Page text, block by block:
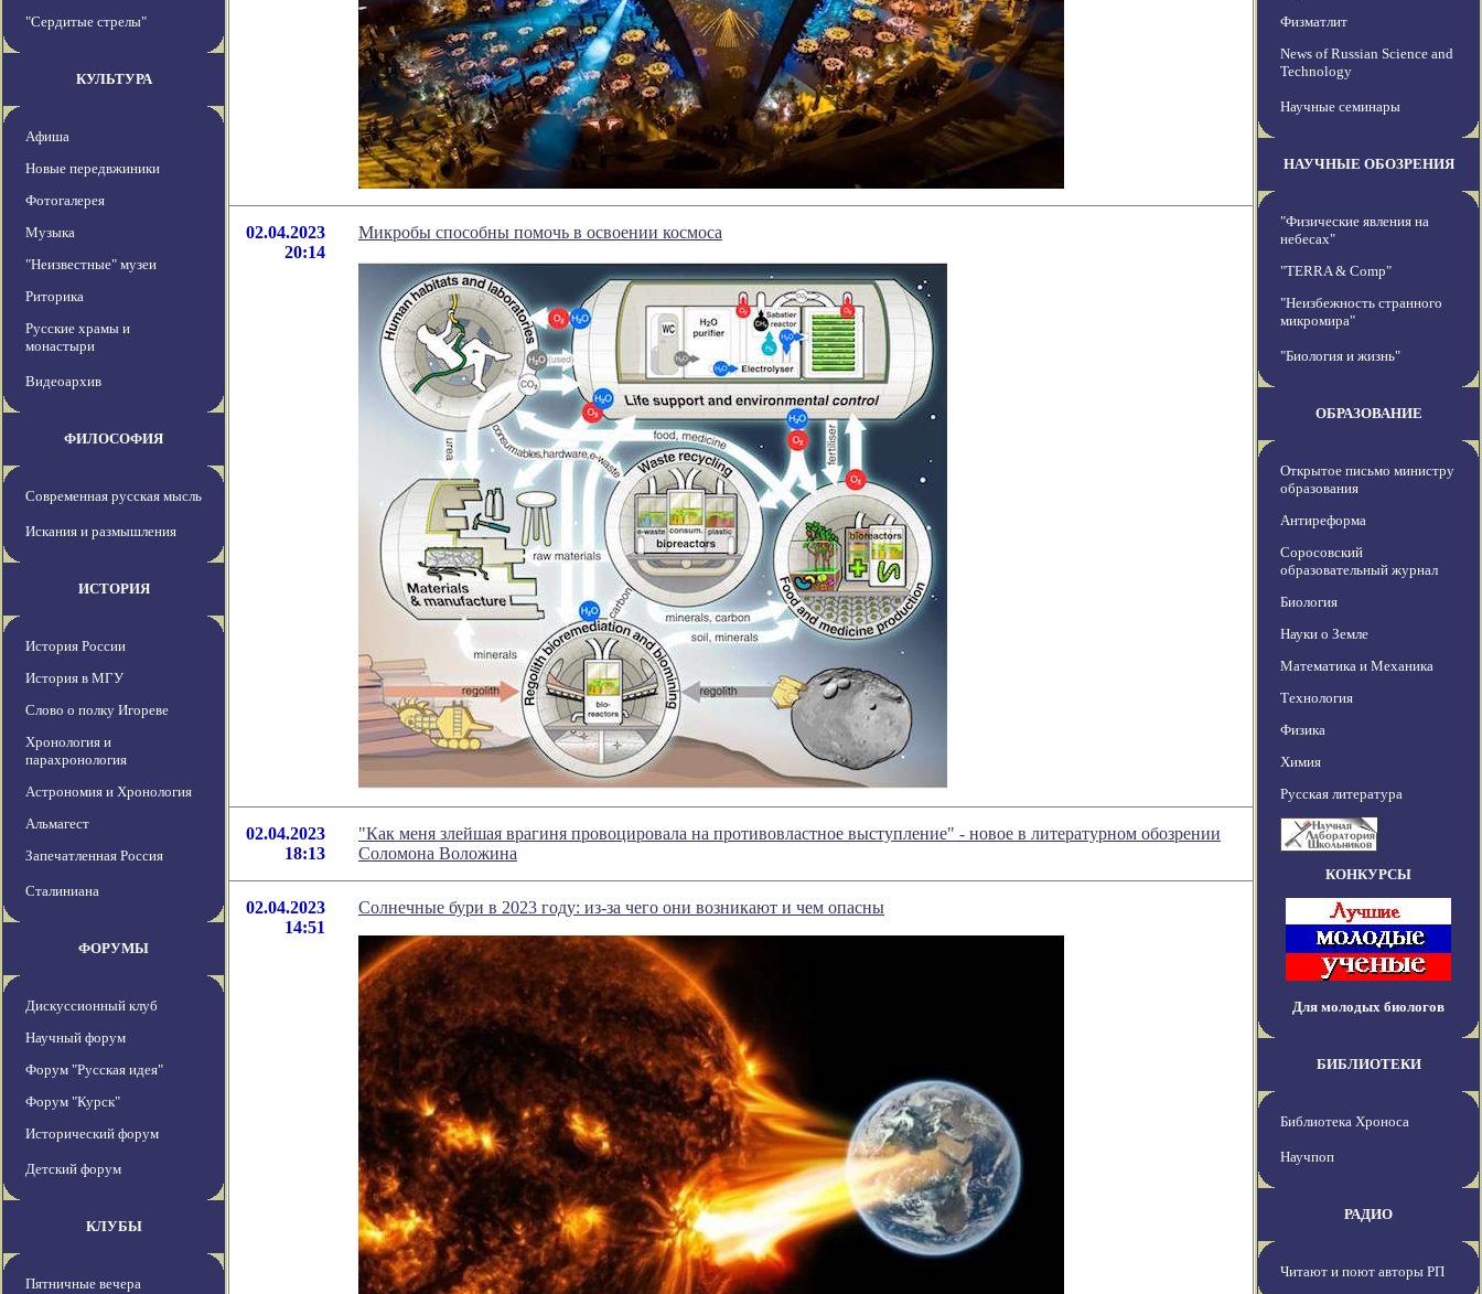
"Сердитые стрелы"
КУЛЬТУРА
Афиша
Новые передвжиники
Фотогалерея
Музыка
"Неизвестные" музеи
Риторика
Русские храмы и
монастыри
Видеоархив
ФИЛОСОФИЯ
Современная русская мысль
Искания и размышления
ИСТОРИЯ
История России
История в МГУ
Слово о полку Игореве
Хронология и
парахронология
Астрономия и Хронология
Альмагест
Запечатленная Россия
Сталиниана
ФОРУМЫ
Дискуссионный клуб
Научный форум
Форум "Русская идея"
Форум "Курск"
Исторический форум
Детский форум
КЛУБЫ
Пятничные вечера
02.04.2023
20:14
Микробы способны помочь в освоении космоса
02.04.2023
18:13
"Как меня злейшая врагиня провоцировала на противовластное выступление" - новое в литературном обозрении
Соломона Воложина
02.04.2023
14:51
Солнечные бури в 2023 году: из-за чего они возникают и чем опасны
Физматлит
News of Russian Science and
Technology
Научные семинары
НАУЧНЫЕ ОБОЗРЕНИЯ
"Физические явления на
небесах"
"TERRA & Comp"
"Неизбежность странного
микромира"
"Биология и жизнь"
ОБРАЗОВАНИЕ
Открытое письмо министру
образования
Антиреформа
Соросовский
образовательный журнал
Биология
Науки о Земле
Математика и Механика
Технология
Физика
Химия
Русская литература
КОНКУРСЫ
Для молодых биологов
БИБЛИОТЕКИ
Библиотека Хроноса
Научпоп
РАДИО
Читают и поют авторы РП